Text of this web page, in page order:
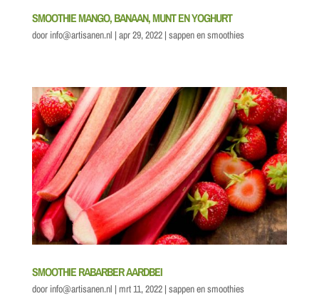
SMOOTHIE MANGO, BANAAN, MUNT EN YOGHURT
door info@artisanen.nl | apr 29, 2022| sappen en smoothies
SMOOTHIE RABARBER AARDBEI
door info@artisanen.nl | mrt 11, 2022| sappen en smoothies